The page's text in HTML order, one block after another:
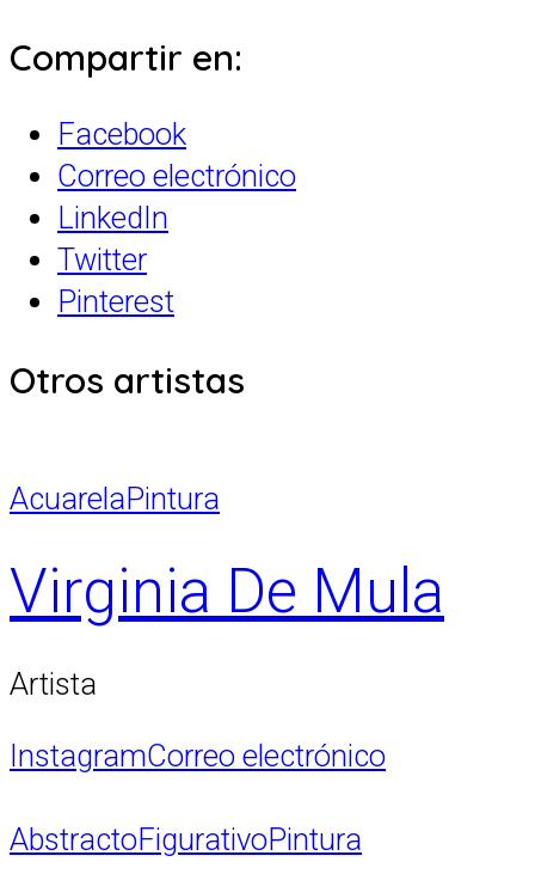
Compartir en:
Facebook
Correo electrónico
LinkedIn
Twitter
Pinterest
Otros artistas
AcuarelaPintura
Virginia De Mula
Artista
InstagramCorreo electrónico
AbstractoFigurativoPintura